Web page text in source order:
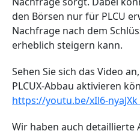
den Börsen nur für PLCU
Nachfrage nach dem
erheblich steigern kann.
Sehen Sie sich das Video
PLCUX-Abbau aktivieren
https://youtu.be/xIl6-nyaJXk
Wir haben auch